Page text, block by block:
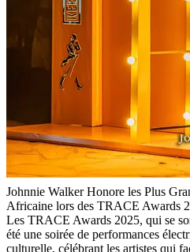
Johnnie Walker Honore les Plus
Africaine lors des TRACE Awards
Les TRACE Awards 2025, qui se
été une soirée de performances
culturelle, célébrant les artistes qui